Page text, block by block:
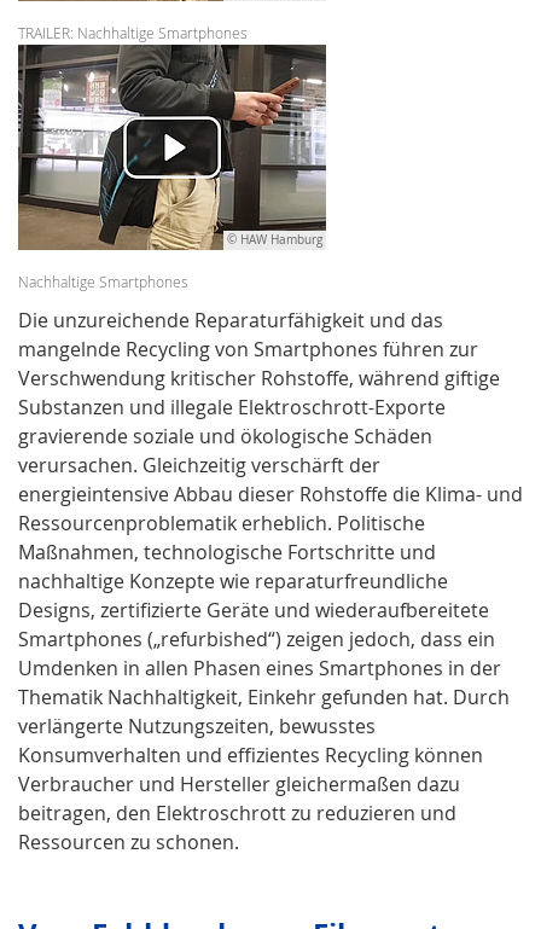
TRAILER: Nachhaltige Smartphones
© HAW Hamburg
Nach­hal­tige Smartphones
Die unzureichende Reparaturfähigkeit und das
mangelnde Recycling von Smartphones führen zur
Verschwendung kritischer Rohstoffe, während giftige
Substanzen und illegale Elektroschrott-Exporte
gravierende soziale und ökologische Schäden
verursachen. Gleichzeitig verschärft der
energieintensive Abbau dieser Rohstoffe die Klima- und
Ressourcenproblematik erheblich. Politische
Maßnahmen, technologische Fortschritte und
nachhaltige Konzepte wie reparaturfreundliche
Designs, zertifizierte Geräte und wiederaufbereitete
Smartphones („refurbished“) zeigen jedoch, dass ein
Umdenken in allen Phasen eines Smartphones in der
Thematik Nachhaltigkeit, Einkehr gefunden hat. Durch
verlängerte Nutzungszeiten, bewusstes
Konsumverhalten und effizientes Recycling können
Verbraucher und Hersteller gleichermaßen dazu
beitragen, den Elektroschrott zu reduzieren und
Ressourcen zu schonen.